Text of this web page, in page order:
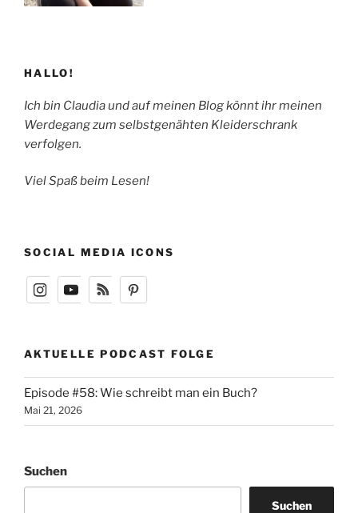
HALLO!
Ich bin Claudia und auf meinen Blog könnt ihr meinen
Werdegang zum selbstgenähten Kleiderschrank
verfolgen.
Viel Spaß beim Lesen!
SOCIAL MEDIA ICONS
AKTUELLE PODCAST FOLGE
Episode #58: Wie schreibt man ein Buch?
Mai 21, 2026
Suchen
Suchen